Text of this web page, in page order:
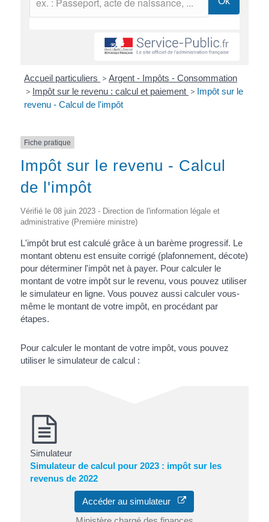
Accueil particuliers > Argent - Impôts - Consommation
> Impôt sur le revenu : calcul et paiement > Impôt sur le
revenu - Calcul de l'impôt
Fiche pratique
Impôt sur le revenu - Calcul
de l'impôt
Vérifié le 08 juin 2023 - Direction de l'information légale et
administrative (Première ministre)
L'impôt brut est calculé grâce à un barème progressif. Le
montant obtenu est ensuite corrigé (plafonnement, décote)
pour déterminer l'impôt net à payer. Pour calculer le
montant de votre impôt sur le revenu, vous pouvez utiliser
le simulateur en ligne. Vous pouvez aussi calculer vous-
même le montant de votre impôt, en procédant par
étapes.
Pour calculer le montant de votre impôt, vous pouvez
utiliser le simulateur de calcul :
Simulateur
Simulateur de calcul pour 2023 : impôt sur les
revenus de 2022
Accéder au simulateur